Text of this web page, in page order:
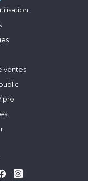
ventes
pro